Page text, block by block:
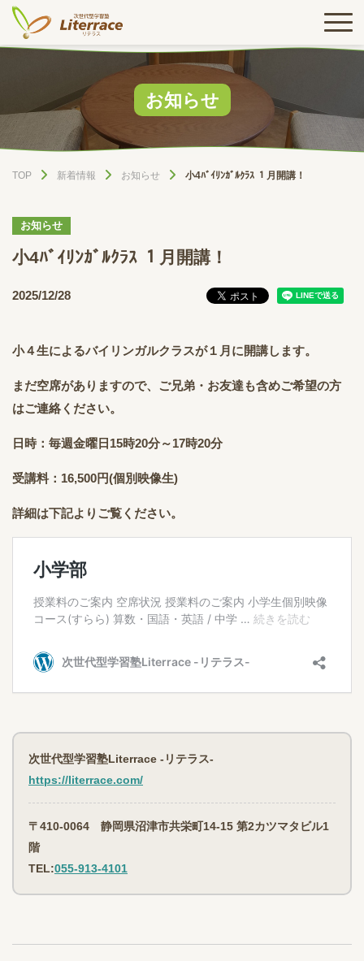
お知らせ
TOP 新着情報 お知らせ 小4ﾊﾞｲﾘﾝｶﾞﾙｸﾗｽ １月開講！
お知らせ
小4ﾊﾞｲﾘﾝｶﾞﾙｸﾗｽ １月開講！
2025/12/28
小４生によるバイリンガルクラスが１月に開講します。
まだ空席がありますので、ご兄弟・お友達も含めご希望の方
はご連絡ください。
日時：毎週金曜日15時20分～17時20分
受講料：16,500円(個別映像生)
詳細は下記よりご覧ください。
次世代型学習塾Literrace -リテラス-
https://literrace.com/
〒410-0064 静岡県沼津市共栄町14-15 第2カツマタビル1
階
TEL:055-913-4101